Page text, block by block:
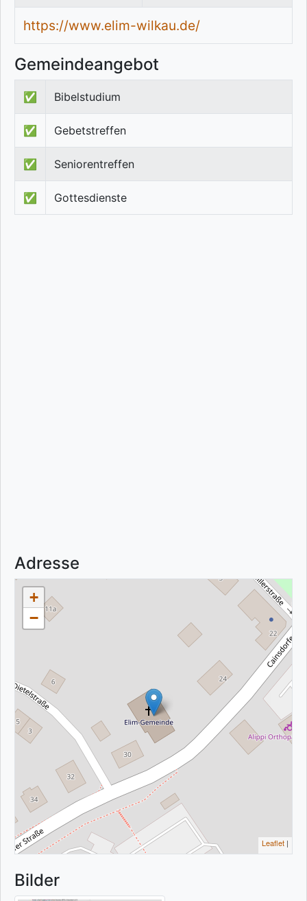
https://www.elim-wilkau.de/
Gemeindeangebot
✅ Bibelstudium
✅ Gebetstreffen
✅ Seniorentreffen
✅ Gottesdienste
Adresse
+
−
Leaflet |
Bilder